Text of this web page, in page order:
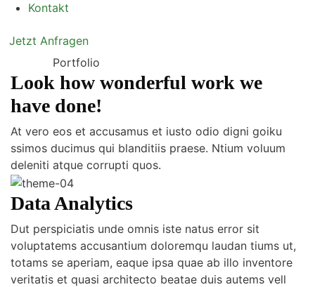
Kontakt
Jetzt Anfragen
Portfolio
Look how wonderful work we
have done!
At vero eos et accusamus et iusto odio digni goiku
ssimos ducimus qui blanditiis praese. Ntium voluum
deleniti atque corrupti quos.
Data Analytics
Dut perspiciatis unde omnis iste natus error sit
voluptatems accusantium doloremqu laudan tiums ut,
totams se aperiam, eaque ipsa quae ab illo inventore
veritatis et quasi architecto beatae duis autems vell